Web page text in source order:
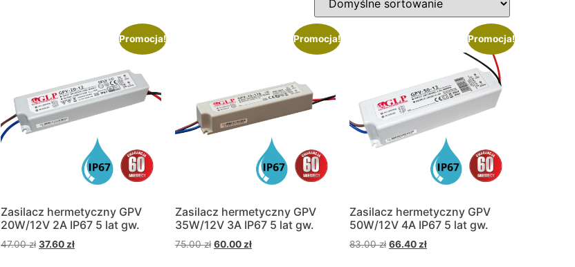
Promocja!
Zasilacz hermetyczny GPV
20W/12V 2A IP67 5 lat gw.
47.00zł 37.60 zł
Promocja!
Zasilacz hermetyczny GPV
35W/12V 3A IP67 5 lat gw.
75.00zł 60.00 zł
Promocja!
Zasilacz hermetyczny GPV
50W/12V 4A IP67 5 lat gw.
83.00zł 66.40 zł